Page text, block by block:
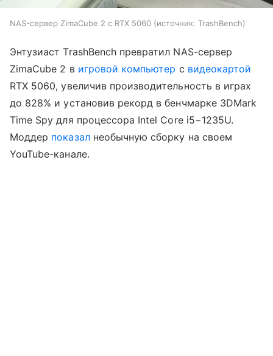
NAS-сервер ZimaCube 2 с RTX 5060 источник: TrashBench
Энтузиаст TrashBench превратил NAS-сервер
ZimaCube 2 в игровой компьютер с видеокартой
RTX 5060, увеличив производительность в играх
до 828% и установив рекорд в бенчмарке 3DMark
Time Spy для процессора Intel Core i5−1235U.
Моддер показалнеобычную сборку на своем
YouTube-канале.